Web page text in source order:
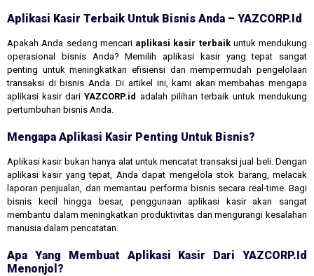
Aplikasi Kasir Terbaik Untuk Bisnis Anda – YAZCORP.id
Apakah Anda sedang mencari aplikasi kasir terbaikuntuk mendukung
operasional bisnis Anda? Memilih aplikasi kasir yang tepat sangat
penting untuk meningkatkan efisiensi dan mempermudah pengelolaan
transaksi di bisnis Anda. Di artikel ini, kami akan membahas mengapa
aplikasi kasir dariYAZCORP.id adalah pilihan terbaik untuk mendukung
pertumbuhan bisnis Anda.
Mengapa Aplikasi Kasir Penting Untuk Bisnis?
Aplikasi kasir bukan hanya alat untuk mencatat transaksi jual beli. Dengan
aplikasi kasir yang tepat, Anda dapat mengelola stok barang, melacak
laporan penjualan, dan memantau performa bisnis secara real-time. Bagi
bisnis kecil hingga besar, penggunaan aplikasi kasir akan sangat
membantu dalam meningkatkan produktivitas dan mengurangi kesalahan
manusia dalam pencatatan.
Apa Yang Membuat Aplikasi Kasir Dari YAZCORP.id
Menonjol?